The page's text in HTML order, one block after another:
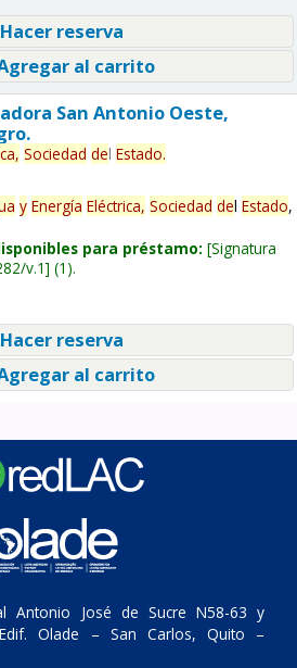
reserva
al carrito
San Antonio Oeste,
Sociedad del Estado.
y Energía Eléctrica, Sociedad del Estado,
para préstamo: Signatura
v.1 (1).
reserva
al carrito
Antonio José de Sucre N58-63 y
Olade – San Carlos, Quito –